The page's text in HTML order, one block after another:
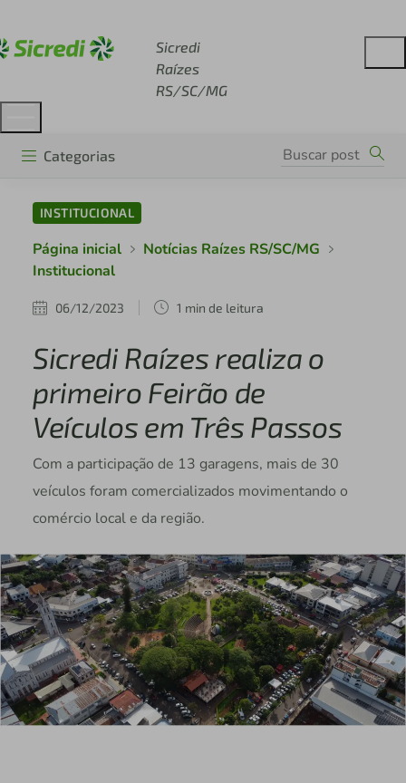
Sicredi
Raízes
RS/SC/MG
Categorias
INSTITUCIONAL
Página inicial
Notícias Raízes RS/SC/MG
Institucional
06/12/2023 1 min de leitura
Sicredi Raízes realiza o
primeiro Feirão de
Veículos em Três Passos
Com a participação de 13 garagens, mais de 30
veículos foram comercializados movimentando o
comércio local e da região.